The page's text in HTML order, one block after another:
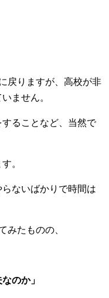
戻りますが、高校が非
ません。
ることなど、当然で
。
ないばかりで時間は
みたものの、
のか」